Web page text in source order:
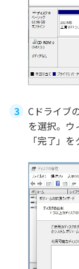
Cドライブ
を選択。ウ
「完了」